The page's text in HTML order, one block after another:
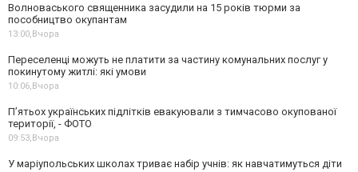
Волноваського священника засудили на 15 років тюрми за
пособництво окупантам
13:00,Вчора
Переселенці можуть не платити за частину комунальних послуг у
покинутому житлі: які умови
10:06,Вчора
П’ятьох українських підлітків евакуювали з тимчасово окупованої
території, - ФОТО
09:53,Вчора
У маріупольських школах триває набір учнів: як навчатимуться діти